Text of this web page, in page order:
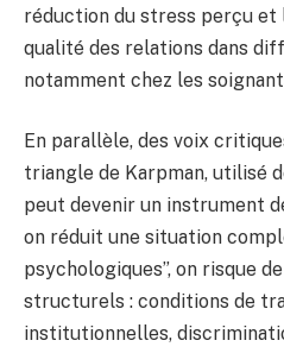
réduction du stress perçu et
qualité des relations dans
notamment chez les
En parallèle, des voix
triangle de Karpman, utilisé
peut devenir un instrument
on réduit une situation
psychologiques”, on risque
structurels : conditions de
institutionnelles,